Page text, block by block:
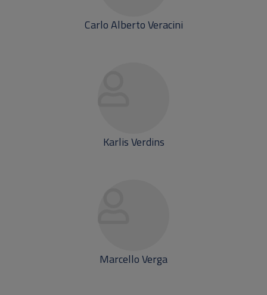
Carlo Alberto Veracini
Karlis Verdins
Marcello Verga